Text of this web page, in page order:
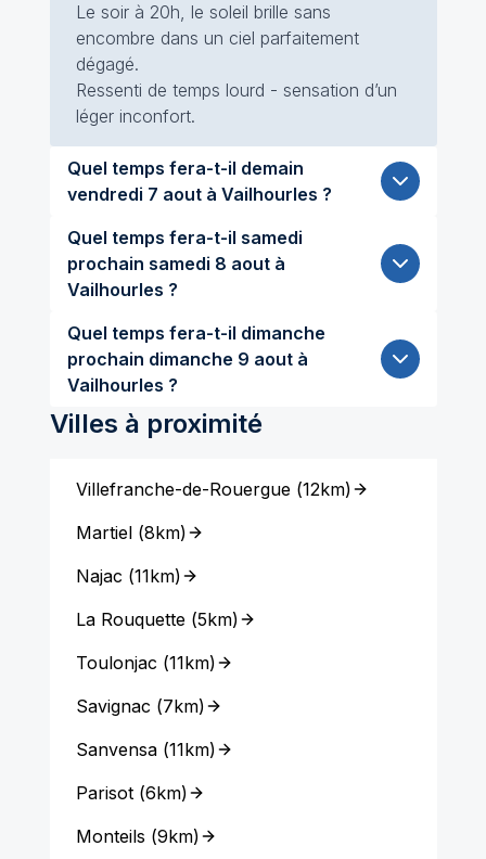
Le soir à 20h, le soleil brille sans
encombre dans un ciel parfaitement
dégagé.
Ressenti de temps lourd - sensation d’un
léger inconfort.
Quel temps fera-t-il demain
vendredi 7 aout à Vailhourles ?
Quel temps fera-t-il samedi
prochain samedi 8 aout à
Vailhourles ?
Quel temps fera-t-il dimanche
prochain dimanche 9 aout à
Vailhourles ?
Villes à proximité
Villefranche-de-Rouergue(12km)
Martiel(8km)
Najac (11km)
La Rouquette(5km)
Toulonjac (11km)
Savignac (7km)
Sanvensa(11km)
Parisot(6km)
Monteils (9km)